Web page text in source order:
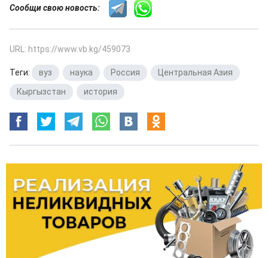
Сообщи свою новость:
URL: https://www.vb.kg/459073
Теги: вуз наука Россия Центральная Азия
Кыргызстан
история